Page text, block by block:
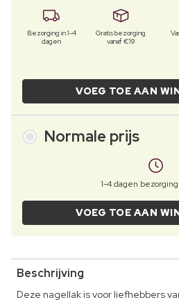
Bezorging in 1-4
dagen
Gratis bezorging
vanaf €19
VOEG TOE AAN
Normale prijs
1-4 dagen
VOEG TOE AAN
Beschrijving
Deze nagellak is voor liefhebbers